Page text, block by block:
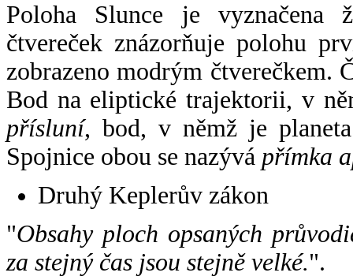
Poloha Slunce je vyznačena
čtvereček znázorňuje polohu
zobrazeno modrým čtverečkem.
Bod na eliptické trajektorii, v
přísluní, bod, v němž je
Spojnice obou se nazývá přímka
Druhý Keplerův zákon
"Obsahy ploch opsaných
za stejný čas jsou stejně velké.".